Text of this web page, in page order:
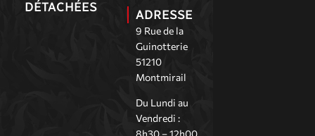
DÉTACHÉES
ADRESSE
9 Rue de la
Guinotterie
51210
Montmirail
Du Lundi au
Vendredi :
8h30 – 12h00